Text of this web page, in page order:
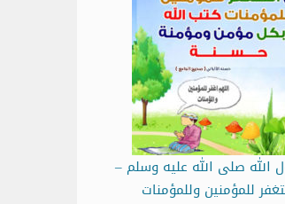
الله صلى الله عليه وسلم –
للمؤمنين وللمؤمنات